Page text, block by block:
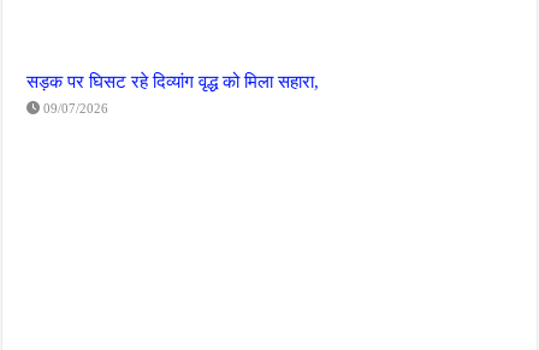
सड़क पर घिसट रहे दिव्यांग वृद्ध को मिला सहारा,
09/07/2026